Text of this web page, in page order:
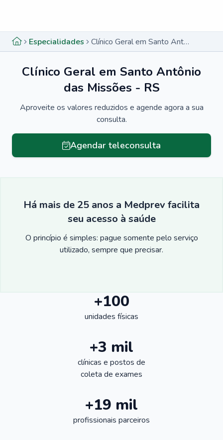
Especialidades Clínico Geral em Santo Antônio das Missões - RS
Clínico Geral em Santo Antônio
das Missões - RS
Aproveite os valores reduzidos e agende agora a sua
consulta.
Agendar teleconsulta
Há mais de 25 anos a Medprev facilita
seu acesso à saúde
O princípio é simples: pague somente pelo serviço
utilizado, sempre que precisar.
+100
unidades físicas
+3 mil
clínicas e postos de
coleta de exames
+19 mil
profissionais parceiros